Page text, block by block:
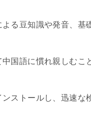
よる豆知識や発音、基
中国語に慣れ親しむこ
ンストールし、迅速